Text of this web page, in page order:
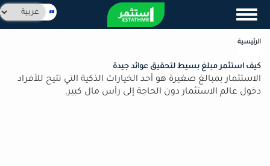
المحتوى
الرئيسي
Toggle navigation
Select
your
الرئيسية
كيف استثمر مبلغ بسيط لتحقيق عوائد جيدة
الاستثمار بمبالغ صغيرة هو أحد الخيارات الذكية التي تتيح للأفراد
دخول عالم الاستثمار دون الحاجة إلى رأس مال كبير.